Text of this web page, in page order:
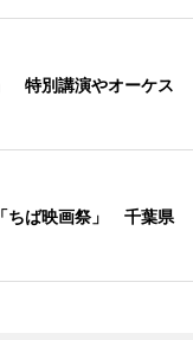
特別講演やオーケス
ちば映画祭」 千葉県